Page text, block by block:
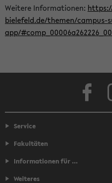
Weitere Informationen:
bielefeld.de/themen/
app/
Service
Fakultäten
Informationen für ...
Weiteres